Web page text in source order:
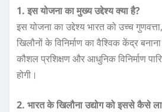
1. इस योजना का मुख्य उद्देश्य क्या है?
इस योजना का उद्देश्य भारत को उच्च
खिलौनों के विनिर्माण का वैश्विक केंद्र
कौशल प्रशिक्षण और आधुनिक विनिर्माण
होगी।
2. भारत के खिलौना उद्योग को इससे कैसे